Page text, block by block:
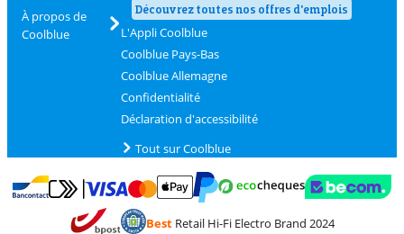
À propos de
Coolblue
Découvrez toutes nos offres d'emplois
L'Appli Coolblue
Coolblue Pays-Bas
Coolblue Allemagne
Confidentialité
Déclaration d'accessibilité
Tout sur Coolblue
Payer avec Bancontact
Payer avec MasterCard et Visa via ClickToPay
BestRetail Hi-Fi Electro Brand 2024